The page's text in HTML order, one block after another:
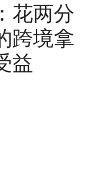
花两分
跨境拿
益